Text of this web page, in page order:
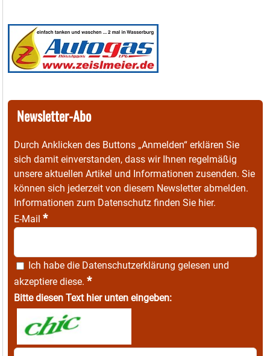
Newsletter-Abo
Durch Anklicken des Buttons „Anmelden“ erklären Sie
sich damit einverstanden, dass wir Ihnen regelmäßig
unsere aktuellen Artikel und Informationen zusenden. Sie
können sich jederzeit von diesem Newsletter abmelden.
Informationen zum Datenschutz finden Sie hier.
E-Mail *
Ich habe die Datenschutzerklärung gelesen und
akzeptiere diese. *
Bitte diesen Text hier unten eingeben: